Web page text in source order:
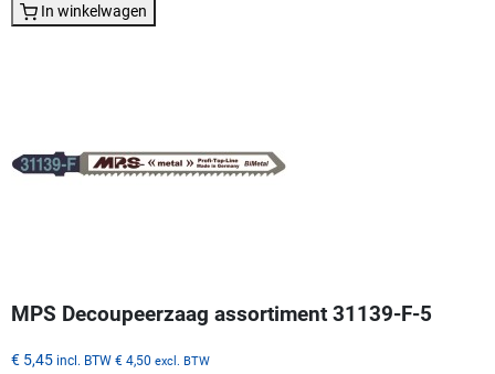
In winkelwagen
MPS Decoupeerzaag assortiment 31139-F-5
€ 5,45 incl. BTW € 4,50 excl. BTW